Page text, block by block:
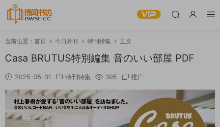
当前位置： 首页 今日外刊 特刊特集 正文
Casa BRUTUS特別編集 音のいい部屋 PDF
2025-05-31 特刊特集 395 推广